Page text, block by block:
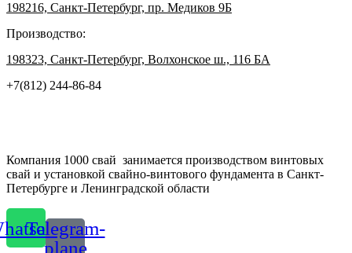
198216, Санкт-Петербург, пр. Медиков 9Б
Производство:
198323, Санкт-Петербург, Волхонское ш., 116 БА
+7(812) 244-86-84
Компания 1000 свай занимается производством винтовых
свай и установкой свайно-винтового фундамента в Санкт-
Петербурге и Ленинградской области
Telegram-
plane